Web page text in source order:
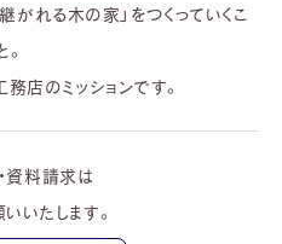
がれる木の家」をつくっていくこ
。
店のミッションです。
資料請求は
いたします。